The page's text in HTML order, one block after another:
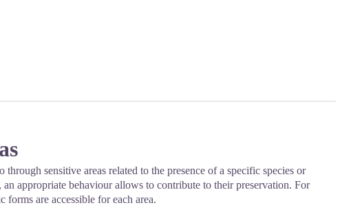
sensitive areas related to the presence of a specific species or
an appropriate behaviour allows to contribute to their preservation. For
are accessible for each area.